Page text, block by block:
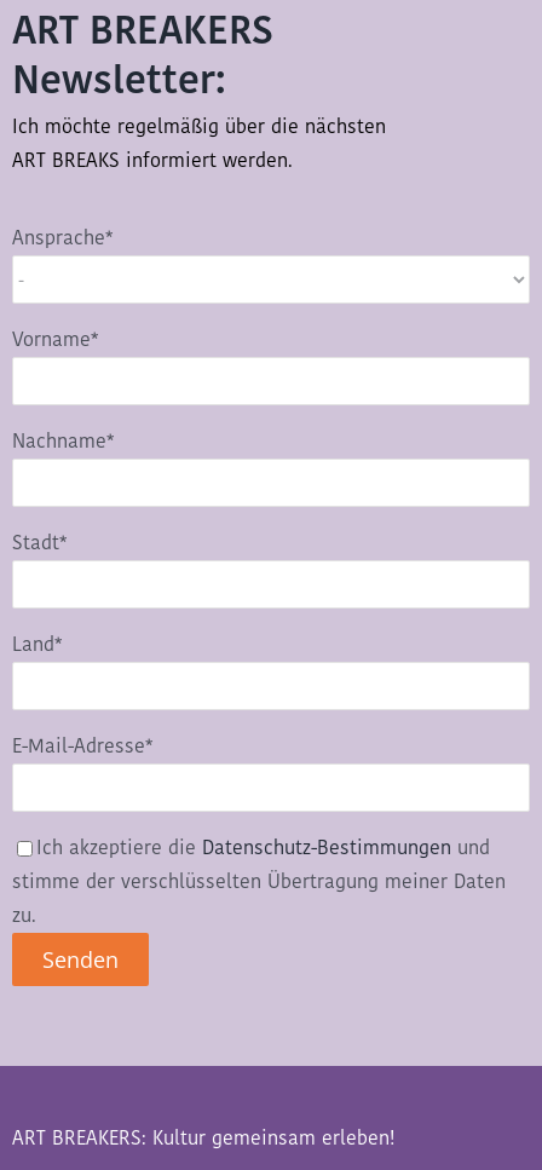
ART BREAKERS
Newsletter:
Ich möchte regelmäßig über die nächsten
ART BREAKS informiert werden.
Ansprache*
Vorname*
Nachname*
Stadt*
Land*
E-Mail-Adresse*
Ich akzeptiere die Datenschutz-Bestimmungen und
stimme der verschlüsselten Übertragung meiner Daten
zu.
ART BREAKERS: Kultur gemeinsam erleben!